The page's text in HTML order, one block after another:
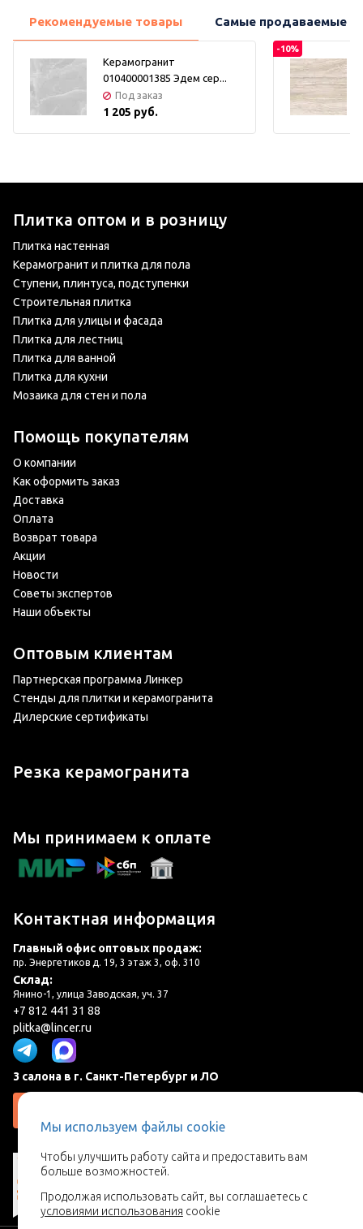
Рекомендуемые товары Самые продаваемые
Керамогранит
010400001385 Эдем сер...
Под заказ
1 205 руб.
-10%
Плитка оптом и в розницу
Плитка настенная
Керамогранит и плитка для пола
Ступени, плинтуса, подступенки
Строительная плитка
Плитка для улицы и фасада
Плитка для лестниц
Плитка для ванной
Плитка для кухни
Мозаика для стен и пола
Помощь покупателям
О компании
Как оформить заказ
Доставка
Оплата
Возврат товара
Акции
Новости
Советы экспертов
Наши объекты
Оптовым клиентам
Партнерская программа Линкер
Стенды для плитки и керамогранита
Дилерские сертификаты
Резка керамогранита
Мы принимаем к оплате
Контактная информация
Главный офис оптовых продаж:
пр. Энергетиков д. 19, 3 этаж 3, оф. 310
Склад:
Янино-1, улица Заводская, уч. 37
+7 812 441 31 88
plitka@lincer.ru
3 салона в г. Санкт-Петербург и ЛО
Мы используем файлы cookie
Чтобы улучшить работу сайта и предоставить вам
больше возможностей.
Продолжая использовать сайт, вы соглашаетесь с
условиями использования cookie